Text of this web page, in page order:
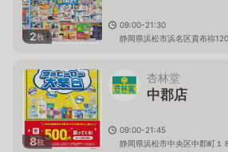
2枚
09:00-21:30
静岡県浜松市浜名区貴布祢
8枚
杏林堂
中郡店
09:00-21:45
静岡県浜松市中央区中郡町１